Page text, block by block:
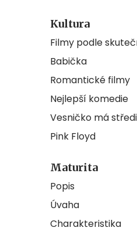
Kultura
Filmy podle
Babička
Romantické filmy
Nejlepší komedie
Vesničko má
Pink Floyd
Maturita
Popis
Úvaha
Charakteristika